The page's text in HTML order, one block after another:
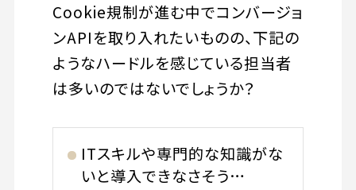
Cookie規制が進む中でコンバージョ
ンAPIを取り入れたいものの、下記の
ようなハードルを感じている担当者
は多いのではないでしょうか？
ITスキルや専門的な知識がな
いと導入できなさそう…